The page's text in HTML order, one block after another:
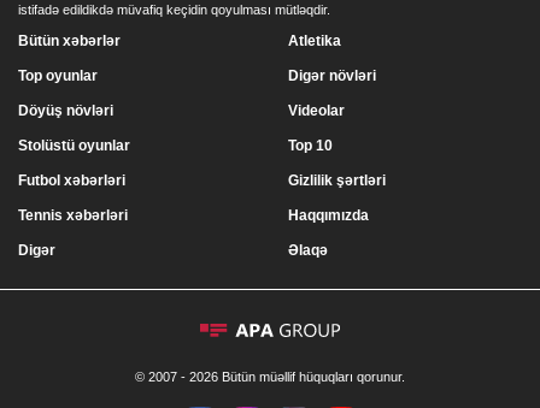
istifadə edildikdə müvafiq keçidin qoyulması mütləqdir.
Bütün xəbərlər
Top oyunlar
Döyüş növləri
Stolüstü oyunlar
Atletika
Digər növləri
Videolar
Top 10
Futbol xəbərləri
Tennis xəbərləri
Digər
Gizlilik şərtləri
Haqqımızda
Əlaqə
© 2007 - 2026 Bütün müəllif hüquqları qorunur.